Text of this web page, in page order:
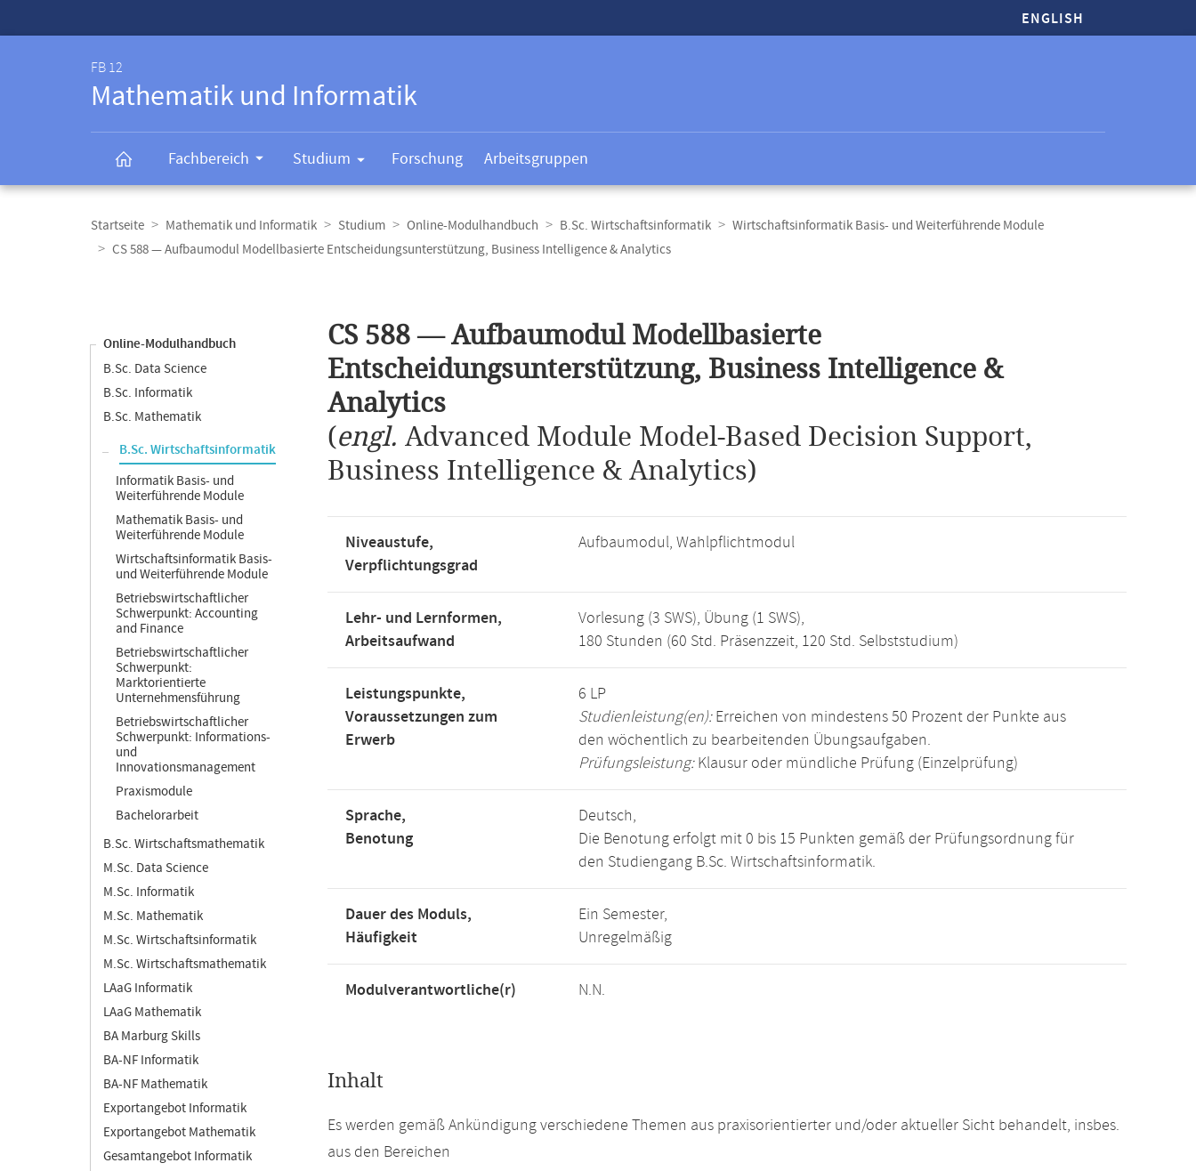
ENGLISH
FB 12
Mathematik und Informatik
Fachbereich Studium Forschung Arbeitsgruppen
Navigation
Startseite Mathematik und Informatik Studium Online-Modulhandbuch B.Sc. Wirtschaftsinformatik
Wirtschaftsinformatik Basis- und Weiterführende Module
CS 588 — Aufbaumodul Modellbasierte Entscheidungsunterstützung, Business Intelligence & Analytics
Online-Modulhandbuch
B.Sc. Data Science
B.Sc. Informatik
B.Sc. Mathematik
B.Sc. Wirtschaftsinformatik
Informatik Basis- und
Weiterführende Module
Mathematik Basis- und
Weiterführende Module
Wirtschaftsinformatik Basis-
und Weiterführende Module
Betriebswirtschaftlicher
Schwerpunkt: Accounting
and Finance
Betriebswirtschaftlicher
Schwerpunkt:
Marktorientierte
Unternehmensführung
Betriebswirtschaftlicher
Schwerpunkt: Informations-
und
Innovationsmanagement
Praxismodule
Bachelorarbeit
B.Sc. Wirtschaftsmathematik
M.Sc. Data Science
M.Sc. Informatik
M.Sc. Mathematik
M.Sc. Wirtschaftsinformatik
M.Sc. Wirtschaftsmathematik
LAaG Informatik
LAaG Mathematik
BA Marburg Skills
BA-NF Informatik
BA-NF Mathematik
Exportangebot Informatik
Exportangebot Mathematik
Gesamtangebot Informatik
CS 588 — Aufbaumodul Modellbasierte
Entscheidungsunterstützung, Business Intelligence &
Analytics
(engl. Advanced Module Model-Based Decision Support,
Business Intelligence & Analytics)
Niveaustufe,
Verpflichtungsgrad
Aufbaumodul, Wahlpflichtmodul
Lehr- und Lernformen,
Arbeitsaufwand
Vorlesung (3 SWS), Übung (1 SWS),
180 Stunden (60 Std. Präsenzzeit, 120 Std. Selbststudium)
Leistungspunkte,
Voraussetzungen zum
Erwerb
6 LP
Studienleistung(en):Erreichen von mindestens 50 Prozent der Punkte aus
den wöchentlich zu bearbeitenden Übungsaufgaben.
Prüfungsleistung:Klausur oder mündliche Prüfung (Einzelprüfung)
Sprache,
Benotung
Deutsch,
Die Benotung erfolgt mit 0 bis 15 Punkten gemäß der Prüfungsordnung für
den Studiengang B.Sc. Wirtschaftsinformatik.
Dauer des Moduls,
Häufigkeit
Ein Semester,
Unregelmäßig
Modulverantwortliche(r) N.N.
Inhalt
Es werden gemäß Ankündigung verschiedene Themen aus praxisorientierter und/oder aktueller Sicht behandelt, insbes.
aus den Bereichen